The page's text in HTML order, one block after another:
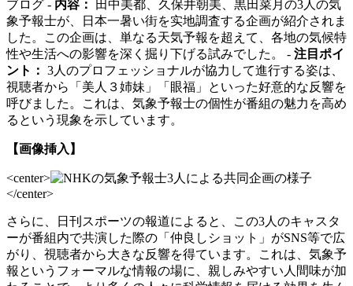
ブログ - 内容：
田中美都、久保井朝美、黒田菜月の3人の気
象予報士が、日本一暑い街を实地調査する企画が紹介されま
した。この企画は、単なる天気予報を超えて、各地の気候特
性や生活への影響を深く掘り下げる試みでした。 - 注目ポイ
ント： 3人のプロフェッショナルが協力して進行する姿は、
視聴者から「美人３姉妹」「眼福」といった好意的な反響を
呼びました。これは、気象予報士の個性が番組の魅力を高め
るという現象を示しています。
【画像挿入】
<center>
</center>
さらに、日刊スポーツの報道によると、この3人のキャスタ
ーが番組内で共演した際の「仲良しショット」がSNS等で広
がり、視聴者から大きな反響を得ています。これは、気象予
報というフォーマルな情報の場に、親しみやすい人間味が加